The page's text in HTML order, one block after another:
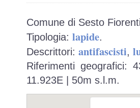
Comune di Sesto
Tipologia: lapide.
Descrittori: antifascisti,
Riferimenti geografici:
11.923E | 50m s.l.m.